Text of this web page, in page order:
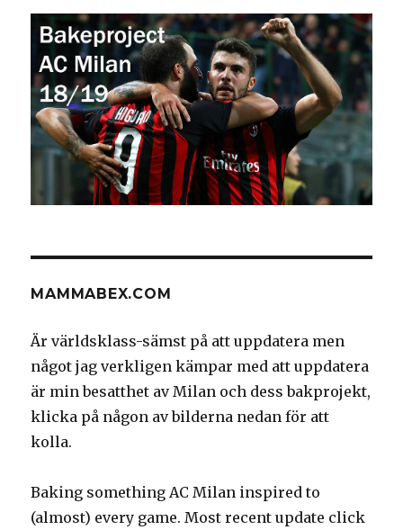
MAMMABEX.COM
Är världsklass-sämst på att uppdatera men
något jag verkligen kämpar med att uppdatera
är min besatthet av Milan och dess bakprojekt,
klicka på någon av bilderna nedan för att
kolla.
Baking something AC Milan inspired to
(almost) every game. Most recent update click